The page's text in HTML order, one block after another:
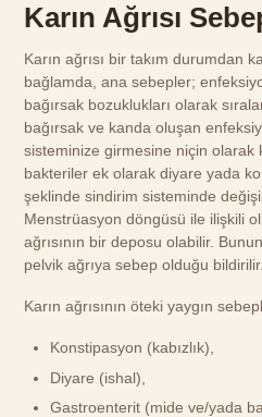
Karın Ağrısı
Karın ağrısı bir takım durumdan
bağlamda, ana sebepler;
bağırsak bozuklukları olarak
bağırsak ve kanda oluşan
sisteminize girmesine niçin olarak
bakteriler ek olarak diyare yada
şeklinde sindirim sisteminde
Menstrüasyon döngüsü ile ilişkili
ağrısının bir deposu olabilir.
pelvik ağrıya sebep olduğu bildirilir.
Karın ağrısının öteki yaygın
Konstipasyon (kabızlık),
Diyare (ishal),
Gastroenterit (mide ve/yada